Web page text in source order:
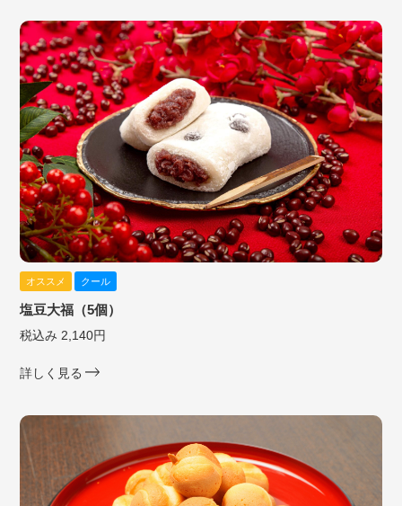
オススメ クール
塩豆大福（5個）
税込み 2,140円
詳しく見る